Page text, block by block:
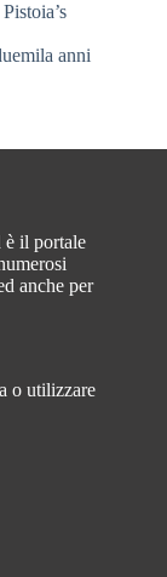
anni
è il portale
anche per
o utilizzare